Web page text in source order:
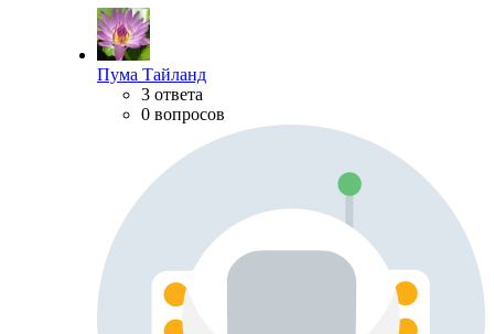
Пума Тайланд
3 ответа
0 вопросов